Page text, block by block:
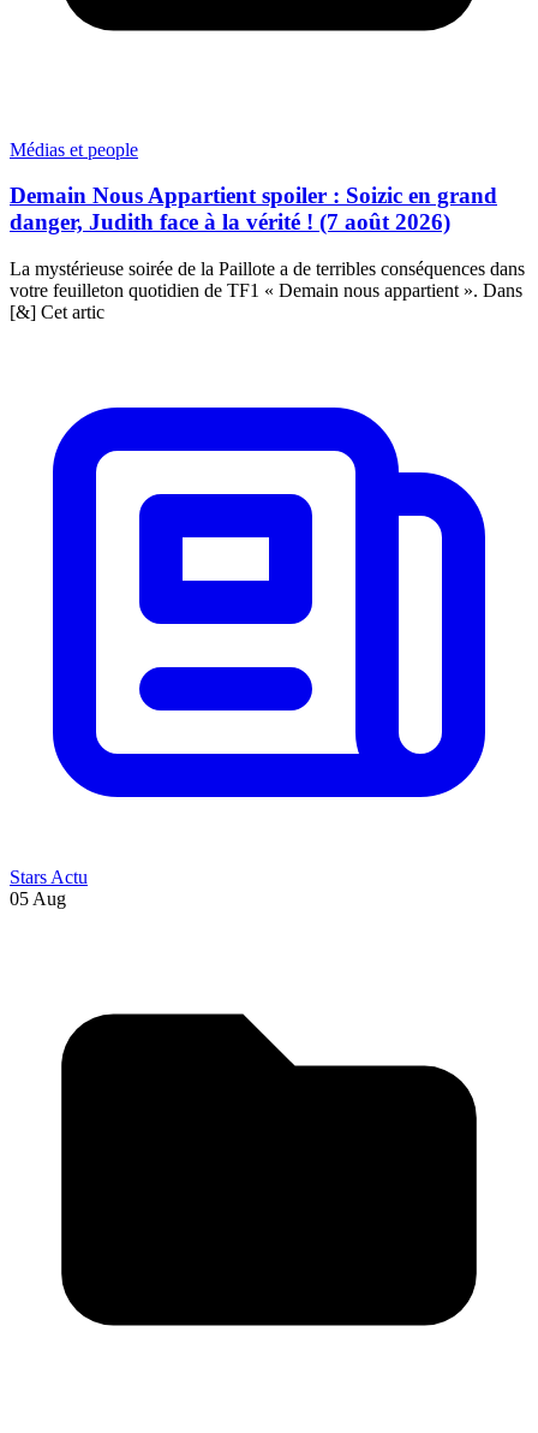
Médias et people
Demain Nous Appartient spoiler : Soizic en grand
danger, Judith face à la vérité ! (7 août 2026)
La mystérieuse soirée de la Paillote a de terribles conséquences dans
votre feuilleton quotidien de TF1 « Demain nous appartient ». Dans
[&] Cet artic
Stars Actu
05 Aug